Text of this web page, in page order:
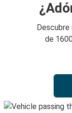
Descubre
de